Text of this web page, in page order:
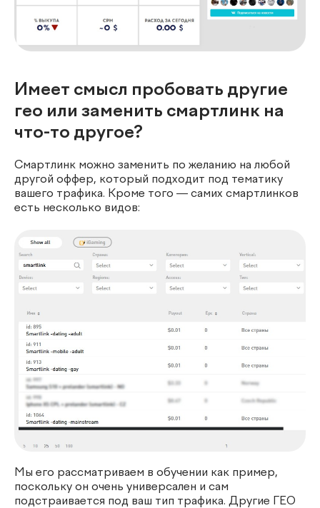
Имеет смысл пробовать другие
гео или заменить смартлинк на
что-то другое?
Смартлинк можно заменить по желанию на любой
другой оффер, который подходит под тематику
вашего трафика. Кроме того — самих смартлинков
есть несколько видов:
Мы его рассматриваем в обучении как пример,
поскольку он очень универсален и сам
подстраивается под ваш тип трафика. Другие ГЕО